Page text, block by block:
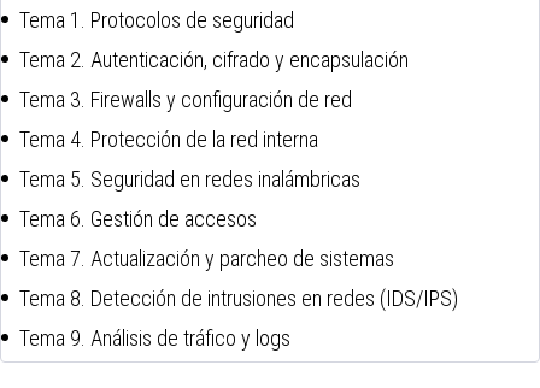
Tema 1. Protocolos de seguridad
Tema 2. Autenticación, cifrado y encapsulación
Tema 3. Firewalls y configuración de red
Tema 4. Protección de la red interna
Tema 5. Seguridad en redes inalámbricas
Tema 6. Gestión de accesos
Tema 7. Actualización y parcheo de sistemas
Tema 8. Detección de intrusiones en redes (IDS/IPS)
Tema 9. Análisis de tráfico y logs